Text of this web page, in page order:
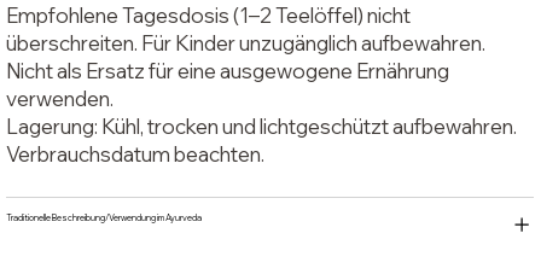
Empfohlene Tagesdosis (1–2 Teelöffel) nicht
überschreiten. Für Kinder unzugänglich aufbewahren.
Nicht als Ersatz für eine ausgewogene Ernährung
verwenden.
Lagerung: Kühl, trocken und lichtgeschützt aufbewahren.
Verbrauchsdatum beachten.
Traditionelle Beschreibung/Verwendung im Ayurveda